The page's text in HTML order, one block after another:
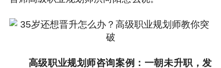
高级职业规划师咨询案例：一朝未升职，发